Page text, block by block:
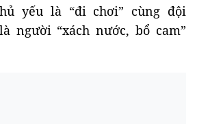
yếu là “đi chơi” cùng đội
người “xách nước, bổ cam”